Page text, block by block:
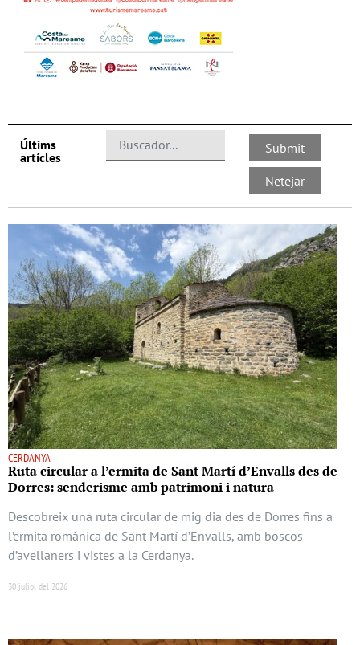
Últims
artícles
CERDANYA
Ruta circular a l’ermita de Sant Martí d’Envalls des de
Dorres: senderisme amb patrimoni i natura
Descobreix una ruta circular de mig dia des de Dorres fins a
l’ermita romànica de Sant Martí d’Envalls, amb boscos
d’avellaners i vistes a la Cerdanya.
30 juliol del 2026